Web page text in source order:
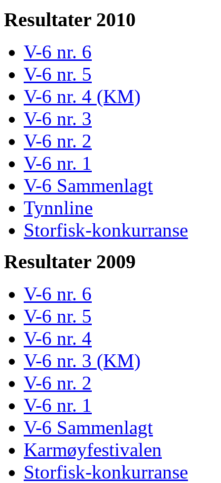
Resultater 2010
V-6 nr. 6
V-6 nr. 5
V-6 nr. 4 (KM)
V-6 nr. 3
V-6 nr. 2
V-6 nr. 1
V-6 Sammenlagt
Tynnline
Storfisk-konkurranse
Resultater 2009
V-6 nr. 6
V-6 nr. 5
V-6 nr. 4
V-6 nr. 3 (KM)
V-6 nr. 2
V-6 nr. 1
V-6 Sammenlagt
Karmøyfestivalen
Storfisk-konkurranse